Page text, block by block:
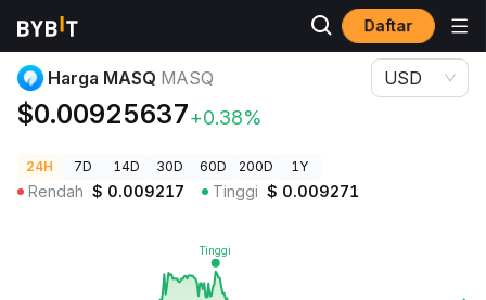
Daftar
Harga Kripto
Harga MASQ MASQ
$0.00925637+0.38%
USD
24H 7D 14D 30D 60D 200D 1Y
Rendah $ 0.009217 Tinggi $ 0.009271